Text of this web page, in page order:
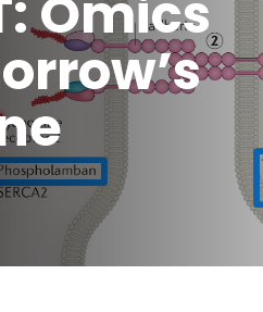
Omics